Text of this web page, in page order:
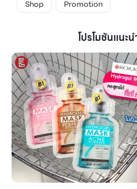
Shop
Promotion
โปรโมชันแนะน